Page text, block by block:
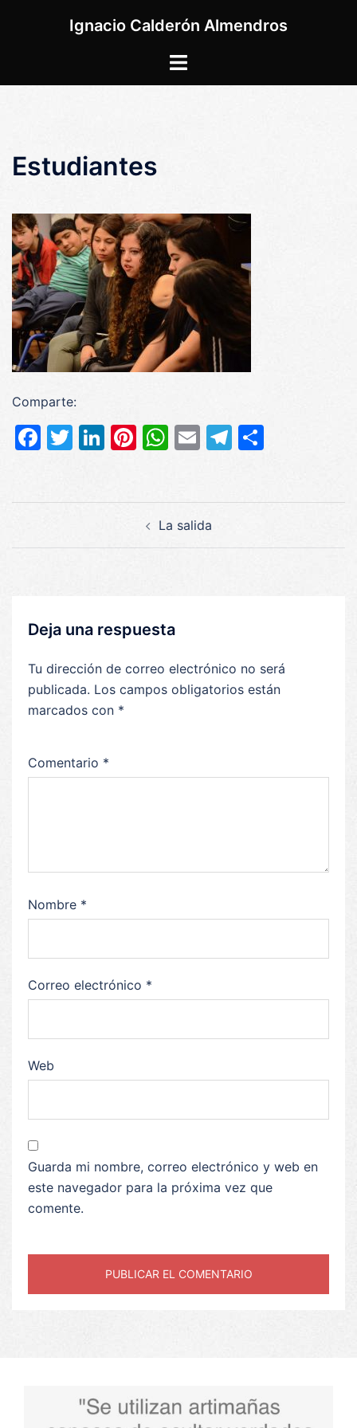
Ignacio Calderón Almendros
Alternar
Estudiantes
Comparte:
Facebook
Twitter
LinkedIn
Pinterest
WhatsApp
EmailTelegram
La salida
Deja una respuesta
Tu dirección de correo electrónico no será
publicada. Los campos obligatorios están
marcados con *
Comentario *
Nombre *
Correo electrónico *
Web
Guarda mi nombre, correo electrónico y web en
este navegador para la próxima vez que
comente.